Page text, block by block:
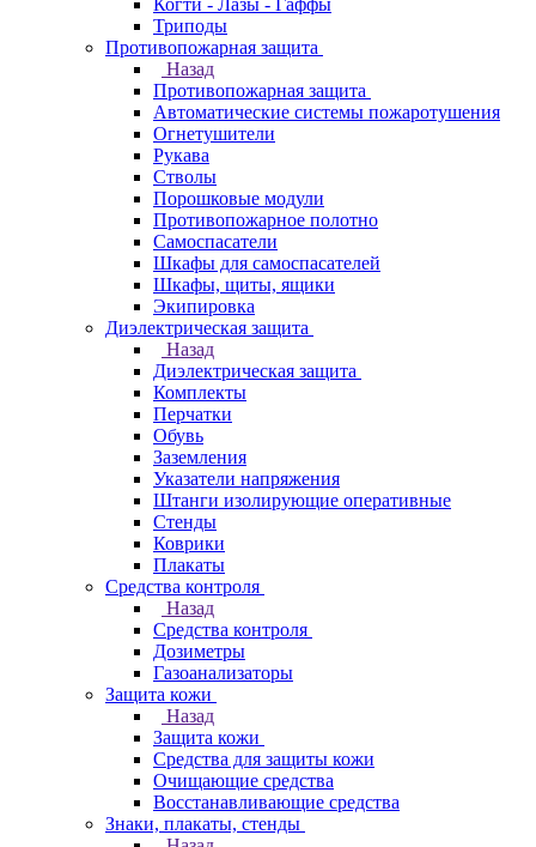
Когти - Лазы - Гаффы
Триподы
Противопожарная защита
Назад
Противопожарная защита
Автоматические системы пожаротушения
Огнетушители
Рукава
Стволы
Порошковые модули
Противопожарное полотно
Самоспасатели
Шкафы для самоспасателей
Шкафы, щиты, ящики
Экипировка
Диэлектрическая защита
Назад
Диэлектрическая защита
Комплекты
Перчатки
Обувь
Заземления
Указатели напряжения
Штанги изолирующие оперативные
Стенды
Коврики
Плакаты
Средства контроля
Назад
Средства контроля
Дозиметры
Газоанализаторы
Защита кожи
Назад
Защита кожи
Средства для защиты кожи
Очищающие средства
Восстанавливающие средства
Знаки, плакаты, стенды